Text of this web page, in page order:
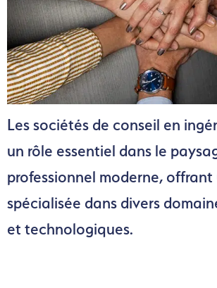
Les sociétés de conseil en
un rôle essentiel dans le
professionnel moderne,
spécialisée dans divers
et technologiques.